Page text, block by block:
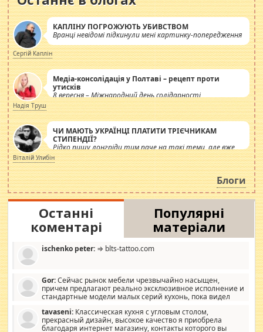
КАПЛІНУ ПОГРОЖУЮТЬ УБИВСТВОМ
Вранці невідомі підкинули мені картинку-попередження
Сергій Каплін
Медіа-консолідація у Полтаві – рецепт проти
утисків
8 вересня – Міжнародний день солідарності
журналістів.
Надія Труш
ЧИ МАЮТЬ УКРАЇНЦІ ПЛАТИТИ ТРІЄЧНИКАМ
СТИПЕНДІЇ?
Рідко пишу лонгріди тим паче на такі теми, але вже
просто дістало! Обурюють сьогоднішні інсенуації
навколо стипендіального питання. Штучно
роздувається ще одна соціальна катастрофа.
Віталій Улибін
Блоги
Останні
коментарі
Популярні
матеріали
ischenko peter: ⇒ blts-tattoo.com
Gor:Сейчас рынок мебели чрезвычайно насыщен,
причем предлагают реально эксклюзивное исполнение и
стандартные модели малых серий кухонь, пока видел
стандартные формы, в MebelOk, креативненько и что главное -
со вкусом все в порядке, без ненужных наворотов удорожающих
мебель, а это не последний фактор.
tavaseni: Классическая кухня с угловым столом,
прекрасный дизайн, высокое качество я приобрела
благодаря интернет магазину, контакты которого вы